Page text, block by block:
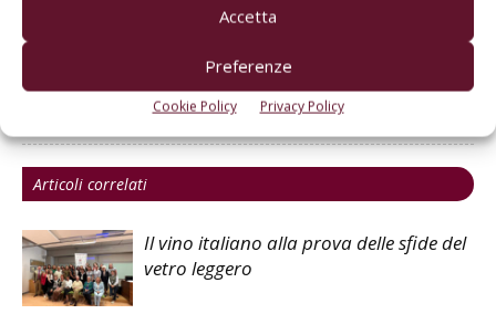
Accetta
Preferenze
Cookie Policy Privacy Policy
Twitter
Articoli correlati
Il vino italiano alla prova delle sfide del
vetro leggero